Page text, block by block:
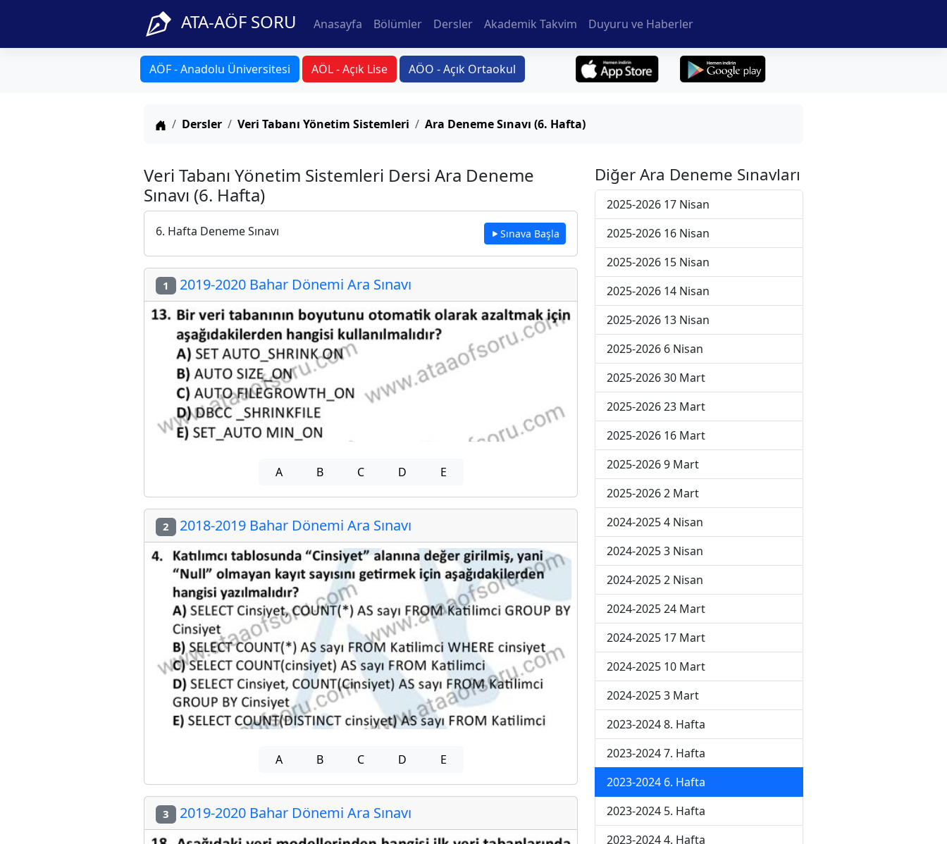
ATA-AÖF SORU Anasayfa Bölümler Dersler Akademik Takvim Duyuru ve Haberler
AÖF - Anadolu Üniversitesi AÖL - Açık Lise AÖO - Açık Ortaokul
Anasayfa
Dersler Veri Tabanı Yönetim Sistemleri Ara Deneme Sınavı (6. Hafta)
Veri Tabanı Yönetim Sistemleri Dersi Ara Deneme
Sınavı (6. Hafta)
6. Hafta Deneme Sınavı Sınava Başla
1 2019-2020 Bahar Dönemi Ara Sınavı
A B C D E
2 2018-2019 Bahar Dönemi Ara Sınavı
A B C D E
3 2019-2020 Bahar Dönemi Ara Sınavı
Diğer Ara Deneme Sınavları
2025-2026 17 Nisan
2025-2026 16 Nisan
2025-2026 15 Nisan
2025-2026 14 Nisan
2025-2026 13 Nisan
2025-2026 6 Nisan
2025-2026 30 Mart
2025-2026 23 Mart
2025-2026 16 Mart
2025-2026 9 Mart
2025-2026 2 Mart
2024-2025 4 Nisan
2024-2025 3 Nisan
2024-2025 2 Nisan
2024-2025 24 Mart
2024-2025 17 Mart
2024-2025 10 Mart
2024-2025 3 Mart
2023-2024 8. Hafta
2023-2024 7. Hafta
2023-2024 6. Hafta
2023-2024 5. Hafta
2023-2024 4. Hafta